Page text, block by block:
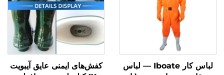
لباس کار Iboate — لباس
کفش‌های ایمنی عایق آیبویت